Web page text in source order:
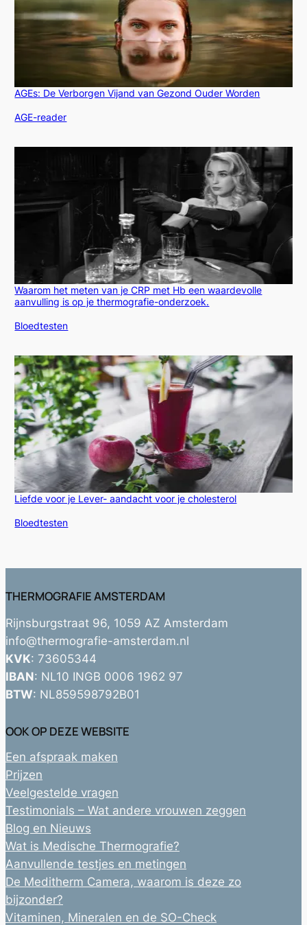
AGEs: De Verborgen Vijand van Gezond Ouder Worden
In relatie tot
AGE-reader
Waarom het meten van je CRP met Hb een waardevolle
aanvulling is op je thermografie-onderzoek.
In relatie tot
Bloedtesten
Liefde voor je Lever- aandacht voor je cholesterol
In relatie tot
Bloedtesten
THERMOGRAFIE AMSTERDAM
Rijnsburgstraat 96, 1059 AZ Amsterdam
info@thermografie-amsterdam.nl
KVK: 73605344
IBAN: NL10 INGB 0006 1962 97
BTW: NL859598792B01
OOK OP DEZE WEBSITE
Een afspraak maken
Prijzen
Veelgestelde vragen
Testimonials – Wat andere vrouwen zeggen
Blog en Nieuws
Wat is Medische Thermografie?
Aanvullende testjes en metingen
De Meditherm Camera, waarom is deze zo
bijzonder?
Vitaminen, Mineralen en de SO-Check